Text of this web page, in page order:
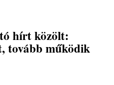
hírt közölt:
tovább működik